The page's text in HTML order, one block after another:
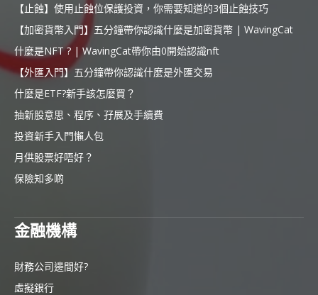
【止蝕】使用止蝕位保護投資，你需要知道的3個止蝕技巧
【加密貨幣入門】五分鐘帶你認識什麼是加密貨幣 | WavingCat
什麼是NFT ? | WavingCat帶你由0開始認識nft
【外匯入門】五分鐘帶你認識什麼是外匯交易
什麼是ETF?新手該怎麼買？
抽新股意思、程序、孖展及手續費
投資新手入門懶人包
月供股票好唔好？
保險知多啲
金融機構
財務公司邊間好?
虛擬銀行